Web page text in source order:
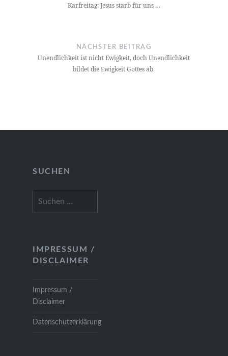
Karfreitag: Jesus starb für uns …
NÄCHSTER BEITRAG
Unendlichkeit ist nicht Ewigkeit, doch Unendlichkeit
bildet die Ewigkeit Gottes ab.
SUCHEN
IMPRESSUM /
DISCLAIMER
Impressum /
Disclaimer
Datenschutzerklärung